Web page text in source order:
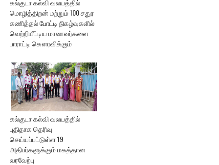
கல்குடா கல்வி வலயத்தில்
மொழித்திறன் மற்றும் 100 சதுர
கணித்தல் போட்டி நிகழ்வுகளில்
வெற்றியீட்டிய மாணவர்களை
பாராட்டி கௌரவிக்கும்
கல்குடா கல்வி வலயத்தில்
புதிதாக தெரிவு
செய்யப்பட்டுள்ள 19
அதிபர்களுக்கும் மகத்தான
வரவேற்பு